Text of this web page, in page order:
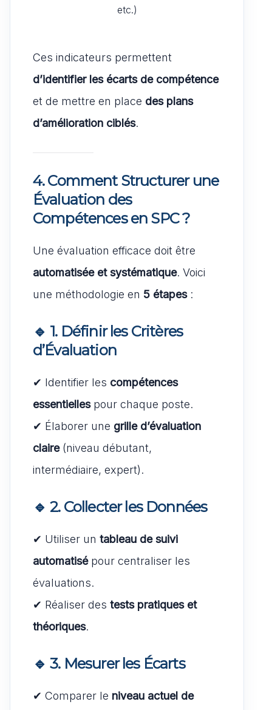
etc.)
Ces indicateurs permettent
d’identifier les écarts de compétence
et de mettre en place des plans
d’amélioration ciblés.
4. Comment Structurer une
Évaluation des
Compétences en SPC ?
Une évaluation efficace doit être
automatisée et systématique. Voici
une méthodologie en 5 étapes:
🔹 1. Définir les Critères
d’Évaluation
✔ Identifier les compétences
essentiellespour chaque poste.
✔ Élaborer une grille d’évaluation
claire(niveau débutant,
intermédiaire, expert).
🔹 2. Collecter les Données
✔ Utiliser un tableau de suivi
automatisépour centraliser les
évaluations.
✔ Réaliser des tests pratiques et
théoriques.
🔹 3. Mesurer les Écarts
✔ Comparer le niveau actuel de